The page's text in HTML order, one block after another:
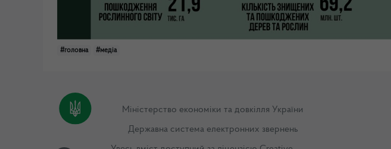
#головна #медіа
Міністерство економіки та довкілля України
Державна система електронних звернень